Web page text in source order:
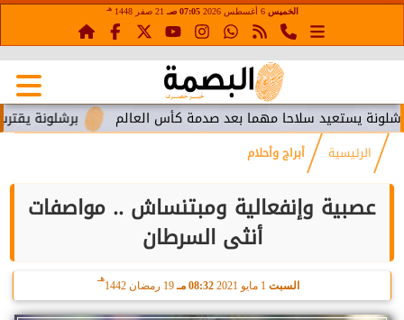
الخميس 6 أغسطس 2026 07:05 صـ 21 صفر 1448 هـ
برشلونة يقترب من سلاحا مهما بعد صدمة كأس العالم
الرئيسية أبراج وأحلام
عصبية وإنفعالية ومبتنساش .. مواصفات
أنثى السرطان
السبت 08:32 مـ 19 رمضان 1442
هـ